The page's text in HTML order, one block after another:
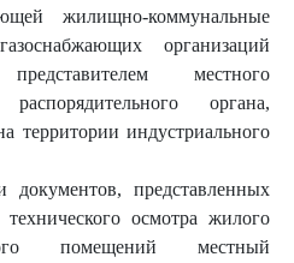
жилищно-коммунальные
организаций
местного
органа,
территории индустриального
документов, представленных
осмотра жилого
помещений местный